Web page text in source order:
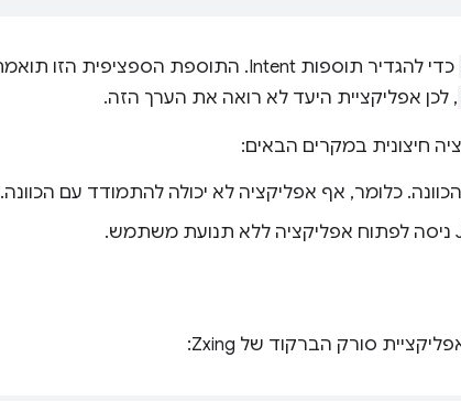
כדי להגדיר תוספות Intent. התוספת הספציפית הזו תואמת לאחור. Chrome מסיר את
, לכן אפליקציית היעד לא רואה את הערך הזה.
כלומר, אף אפליקציה לא יכולה להתמודד עם הכוונה.